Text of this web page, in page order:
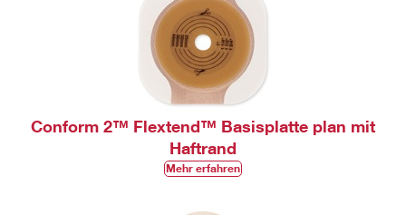
Conform 2™ Flextend™ Basisplatte plan mit
Haftrand
Mehr erfahren